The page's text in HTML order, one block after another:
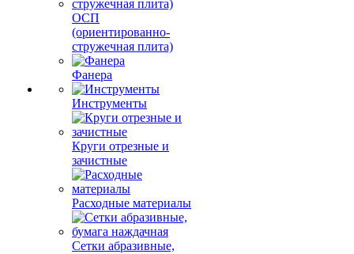
ОСП
(ориентированно-
стружечная плита)
Фанера
Инструменты
Круги отрезные и
зачистные
Расходные материалы
Сетки абразивные,